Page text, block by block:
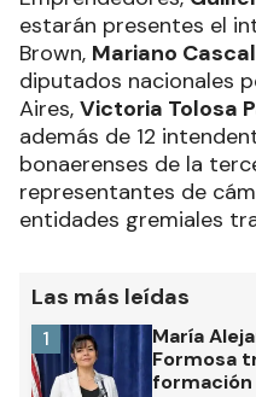
estarán presentes el
Brown, Mariano
diputados nacionales
Aires, Victoria Tolosa
además de 12
bonaerenses de la
representantes de
entidades gremiales
Las más leídas
María
Formosa
formación
1